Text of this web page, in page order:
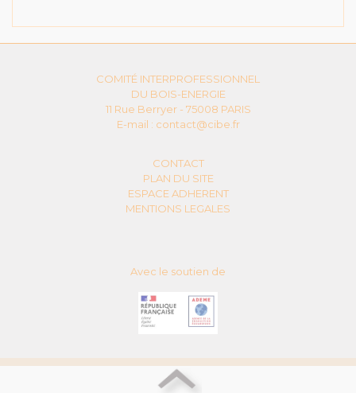
COMITÉ INTERPROFESSIONNEL
DU BOIS-ENERGIE
11 Rue Berryer - 75008 PARIS
E-mail : contact@cibe.fr
CONTACT
PLAN DU SITE
ESPACE ADHERENT
MENTIONS LEGALES
Avec le soutien de